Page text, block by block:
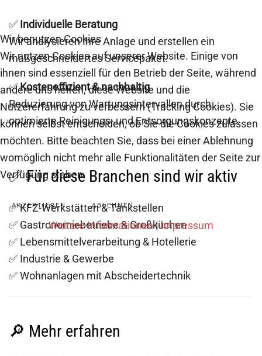
✅ Individuelle Beratung
Wir analysieren Ihre Anlage und erstellen ein
maßgeschneidertes Servicepaket.
✅Kosteneffizient & nachhaltig
Reduzierung von Wartungsintervallen durch
optimierte Reinigungs- und Entsorgungskonzepte.
✅ Für diese Branchen sind wir aktiv
✅ KFZ-Werkstätten & Tankstellen
✅ Gastronomiebetriebe & Großküchen
✅ Lebensmittelverarbeitung & Hotellerie
✅ Industrie & Gewerbe
✅ Wohnanlagen mit Abscheidertechnik
🔎 Mehr erfahren
Wir benutzen Cookies
Wir nutzen Cookies auf unserer Website. Einige von
ihnen sind essenziell für den Betrieb der Seite, während
andere uns helfen, diese Website und die
Nutzererfahrung zu verbessern (Tracking Cookies). Sie
können selbst entscheiden, ob Sie die Cookies zulassen
möchten. Bitte beachten Sie, dass bei einer Ablehnung
womöglich nicht mehr alle Funktionalitäten der Seite zur
Verfügung stehen.
AKZEPTIEREN ABLEHNEN
Weitere Informationen|Impressum